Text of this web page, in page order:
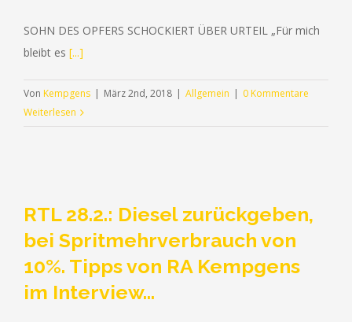
SOHN DES OPFERS SCHOCKIERT ÜBER URTEIL „Für mich
bleibt es [...]
Von Kempgens | März 2nd, 2018 | Allgemein | 0 Kommentare
Weiterlesen
RTL 28.2.: Diesel zurückgeben,
bei Spritmehrverbrauch von
10%. Tipps von RA Kempgens
im Interview…